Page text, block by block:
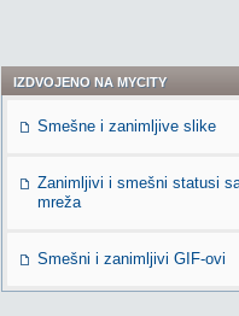
IZDVOJENO NA MYCITY
Smešne i zanimljive slike
Zanimljivi i smešni statusi
mreža
Smešni i zanimljivi GIF-ovi